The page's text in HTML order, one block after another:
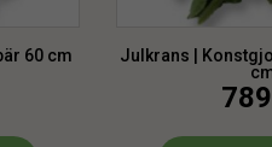
60 cm
Julkrans |
789